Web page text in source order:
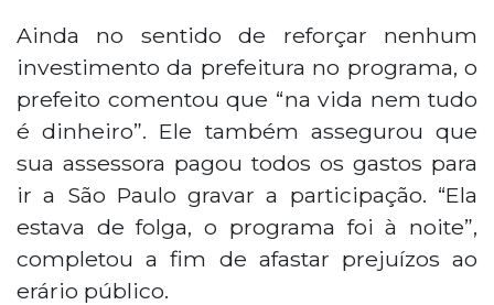
Ainda no sentido de reforçar nenhum
investimento da prefeitura no programa, o
prefeito comentou que “na vida nem tudo
é dinheiro”. Ele também assegurou que
sua assessora pagou todos os gastos para
ir a São Paulo gravar a participação. “Ela
estava de folga, o programa foi à noite”,
completou a fim de afastar prejuízos ao
erário público.